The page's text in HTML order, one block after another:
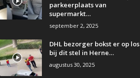
parkeerplaats van
supermarkt…
september 2, 2025
DHL bezorger bokst er op los
bij dit stel in Herne…
augustus 30, 2025